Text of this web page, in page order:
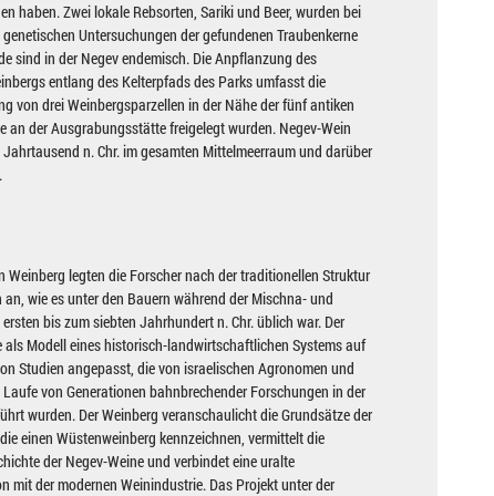
haben. Zwei lokale Rebsorten, Sariki und Beer, wurden bei
Untersuchungen der gefundenen Traubenkerne
sind in der Negev endemisch. Die Anpflanzung des
entlang des Kelterpfads des Parks umfasst die
von drei Weinbergsparzellen in der Nähe der fünf antiken
an der Ausgrabungsstätte freigelegt wurden. Negev-Wein
n. Chr. im gesamten Mittelmeerraum und darüber
Weinberg legten die Forscher nach der traditionellen Struktur
an, wie es unter den Bauern während der Mischna- und
bis zum siebten Jahrhundert n. Chr. üblich war. Der
als Modell eines historisch-landwirtschaftlichen Systems auf
Studien angepasst, die von israelischen Agronomen und
von Generationen bahnbrechender Forschungen in der
wurden. Der Weinberg veranschaulicht die Grundsätze der
einen Wüstenweinberg kennzeichnen, vermittelt die
der Negev-Weine und verbindet eine uralte
mit der modernen Weinindustrie. Das Projekt unter der